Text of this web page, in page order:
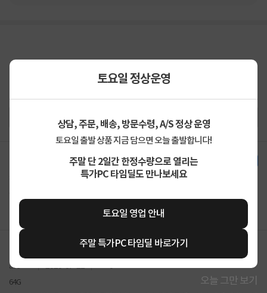
토요일 정상운영
상담, 주문, 배송, 방문수령, A/S 정상 운영
토요일 출발 상품 지금 담으면 오늘 출발합니다!
주말 단 2일간 한정수량으로 열리는
특가PC 타임딜도 만나보세요
토요일 영업 안내
주말 특가PC 타임딜 바로가기
오늘 그만 보기
2026-07-28 0
배송도 빠르고 제품도 좋습니다 믿을수있는 컴퓨존!
ace**** 2026-07-22 0
64G